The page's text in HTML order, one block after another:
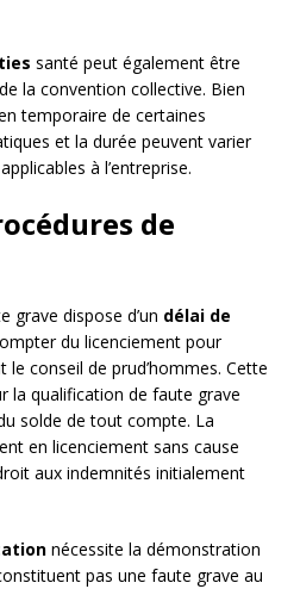
santé peut également être
la convention collective. Bien
temporaire de certaines
et la durée peuvent varier
à l’entreprise.
de
grave dispose d’un délai de
du licenciement pour
conseil de prud’hommes. Cette
la qualification de faute grave
solde de tout compte. La
en licenciement sans cause
aux indemnités initialement
nécessite la démonstration
pas une faute grave au